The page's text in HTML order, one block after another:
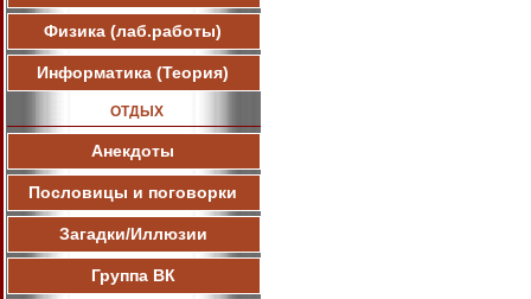
Физика (лаб.работы)
Информатика (Теория)
ОТДЫХ
Анекдоты
Пословицы и поговорки
Загадки/Иллюзии
Группа ВК